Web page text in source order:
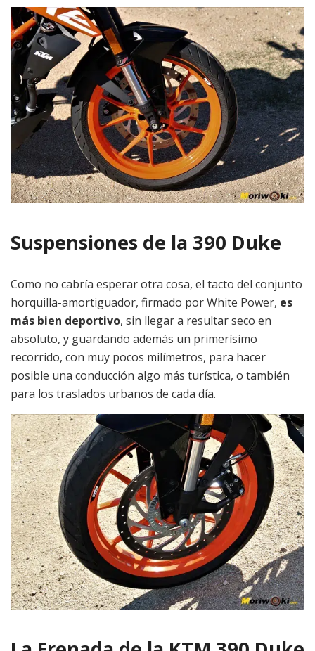
Suspensiones de la 390 Duke
Como no cabría esperar otra cosa, el tacto del conjunto
horquilla-amortiguador, firmado por White Power, es
más bien deportivo, sin llegar a resultar seco en
absoluto, y guardando además un primerísimo
recorrido, con muy pocos milímetros, para hacer
posible una conducción algo más turística, o también
para los traslados urbanos de cada día.